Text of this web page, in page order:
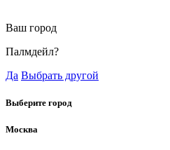
Ваш город
Палмдейл?
Да Выбрать другой
Выберите город
Москва